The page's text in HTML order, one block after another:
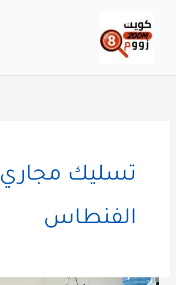
المحتوى
تسليك مجاري
الفنطاس